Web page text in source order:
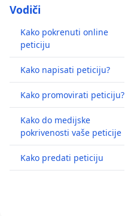
Vodiči
Kako pokrenuti online
peticiju
Kako napisati peticiju?
Kako promovirati peticiju?
Kako do medijske
pokrivenosti vaše peticije
Kako predati peticiju